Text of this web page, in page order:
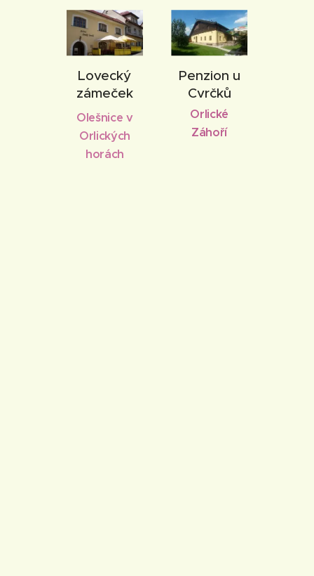
Lovecký
zámeček
Olešnice v
Orlických
horách
Penzion u
Cvrčků
Orlické
Záhoří